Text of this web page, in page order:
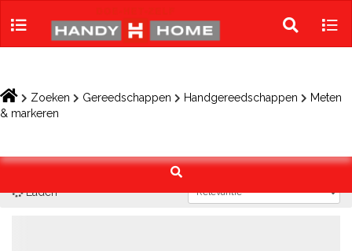
Toggle
search
Zoeken Gereedschappen Handgereedschappen
Meten
& markeren
Laden